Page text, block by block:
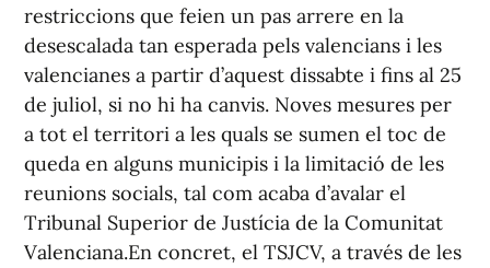
restriccions que feien un pas arrere en la
desescalada tan esperada pels valencians i les
valencianes a partir d’aquest dissabte i fins al 25
de juliol, si no hi ha canvis. Noves mesures per
a tot el territori a les quals se sumen el toc de
queda en alguns municipis i la limitació de les
reunions socials, tal com acaba d’avalar el
Tribunal Superior de Justícia de la Comunitat
Valenciana.En concret, el TSJCV, a través de les